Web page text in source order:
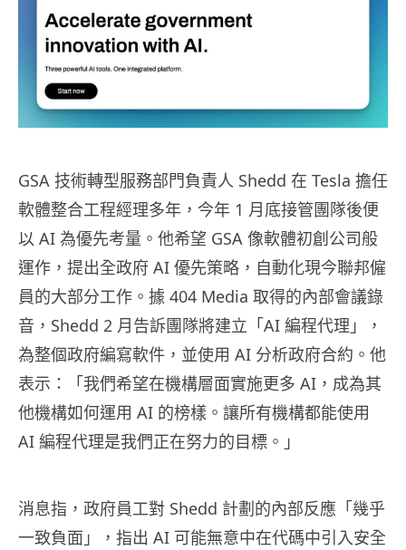
GSA 技術轉型服務部門負責人 Shedd 在 Tesla 擔任
軟體整合工程經理多年，今年 1 月底接管團隊後便
以 AI 為優先考量。他希望 GSA 像軟體初創公司般
運作，提出全政府 AI 優先策略，自動化現今聯邦僱
員的大部分工作。據 404 Media 取得的內部會議錄
音，Shedd 2 月告訴團隊將建立「AI 編程代理」，
為整個政府編寫軟件，並使用 AI 分析政府合約。他
表示：「我們希望在機構層面實施更多 AI，成為其
他機構如何運用 AI 的榜樣。讓所有機構都能使用
AI 編程代理是我們正在努力的目標。」
消息指，政府員工對 Shedd 計劃的內部反應「幾乎
一致負面」，指出 AI 可能無意中在代碼中引入安全